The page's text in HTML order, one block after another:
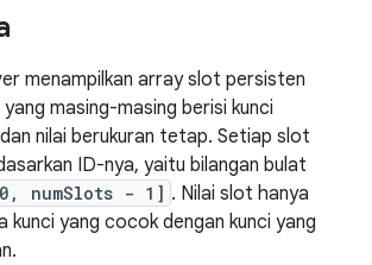
menampilkan array slot persisten
masing-masing berisi kunci
nilai berukuran tetap. Setiap slot
ID-nya, yaitu bilangan bulat
numSlots - 1] . Nilai slot hanya
kunci yang cocok dengan kunci yang